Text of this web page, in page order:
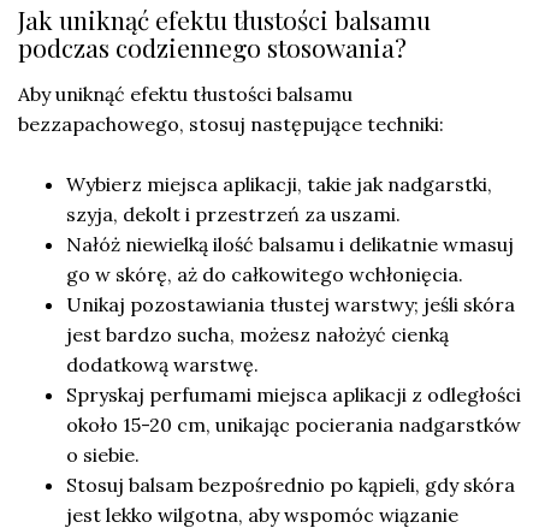
Jak uniknąć efektu tłustości balsamu
podczas codziennego stosowania?
Aby uniknąć efektu tłustości balsamu
bezzapachowego, stosuj następujące techniki:
Wybierz miejsca aplikacji, takie jak nadgarstki,
szyja, dekolt i przestrzeń za uszami.
Nałóż niewielką ilość balsamu i delikatnie wmasuj
go w skórę, aż do całkowitego wchłonięcia.
Unikaj pozostawiania tłustej warstwy; jeśli skóra
jest bardzo sucha, możesz nałożyć cienką
dodatkową warstwę.
Spryskaj perfumami miejsca aplikacji z odległości
około 15-20 cm, unikając pocierania nadgarstków
o siebie.
Stosuj balsam bezpośrednio po kąpieli, gdy skóra
jest lekko wilgotna, aby wspomóc wiązanie